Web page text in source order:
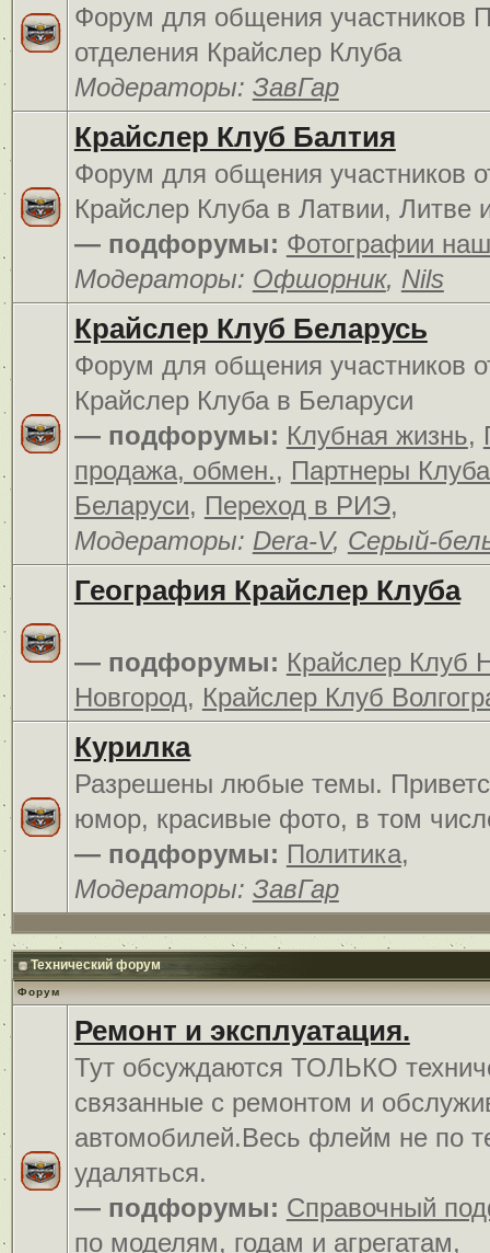
Форум для общения участников
отделения Крайслер Клуба
Модераторы: ЗавГар
Крайслер Клуб Балтия
Форум для общения участников
Крайслер Клуба в Латвии, Литве
— подфорумы: Фотографии
Модераторы: Офшорник, Nils
Крайслер Клуб Беларусь
Форум для общения участников
Крайслер Клуба в Беларуси
— подфорумы: Клубная жизнь,
продажа, обмен., Партнеры
Беларуси, Переход в РИЭ,
Модераторы: Dera-V, Серый-
География Крайслер Клуба
— подфорумы: Крайслер Клуб
Новгород, Крайслер Клуб
Курилка
Разрешены любые темы.
юмор, красивые фото, в том
— подфорумы: Политика,
Модераторы: ЗавГар
Технический форум
Форум
Ремонт и эксплуатация.
Тут обсуждаются ТОЛЬКО
связанные с ремонтом и
автомобилей.Весь флейм не по
удаляться.
— подфорумы: Справочный
по моделям, годам и агрегатам,